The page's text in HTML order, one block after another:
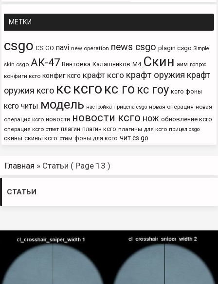
МЕТКИ
csgo CS GO navi new operation news csgo plagin csgo Simple
skin csgo АК-47 Винтовка Калашников М4 Скин аим вопрос
конфиги ксго конфиг ксго крафт ксго крафт оружия крафт
оружия ксго кс ксго кс го кс гоу ксго фоны
ксго читы модель настройка прицела csgo новая операция новая
операция ксго новости новости ксго нож обновление ксго
операция ксго ответ плагин плагин ксго плагины для ксго прицел csgo
скины скины ксго стим фоны для ксго чит cs go
Главная » Статьи ( Page 13 )
СТАТЬИ